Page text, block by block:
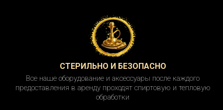
СТЕРИЛЬНО И БЕЗОПАСНО
Все наше оборудование и аксессуары после каждого
предоставления в аренду проходят спиртовую и тепловую
обработки